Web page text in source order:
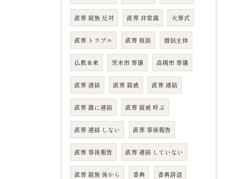
直葬 親族 反対 直葬 非常識 火葬式
直葬 トラブル 直葬 相談 僧侶主体
仏教本来 茨木市 葬儀 高槻市 葬儀
直葬 連絡 直葬 親戚 直葬 連絡
直葬 誰に連絡 直葬 親戚 呼ぶ
直葬 連絡 しない 直葬 事後報告
直葬 事後報告 直葬 連絡 していない
直葬 親族 後から 香典 香典辞退